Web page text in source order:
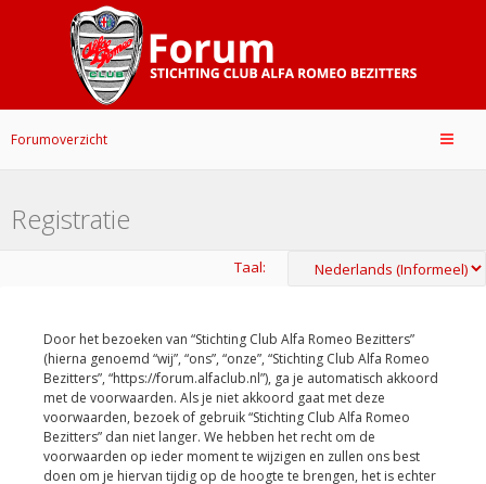
Forumoverzicht
Registratie
Taal:
Door het bezoeken van “Stichting Club Alfa Romeo Bezitters”
(hierna genoemd “wij”, “ons”, “onze”, “Stichting Club Alfa Romeo
Bezitters”, “https://forum.alfaclub.nl”), ga je automatisch akkoord
met de voorwaarden. Als je niet akkoord gaat met deze
voorwaarden, bezoek of gebruik “Stichting Club Alfa Romeo
Bezitters” dan niet langer. We hebben het recht om de
voorwaarden op ieder moment te wijzigen en zullen ons best
doen om je hiervan tijdig op de hoogte te brengen, het is echter